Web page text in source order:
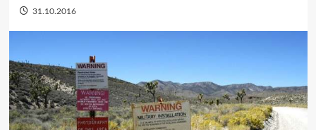
31.10.2016